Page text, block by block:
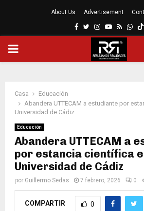
About Us Advertisement
Facebook
Twitter
Instagram
Youtube
Rss
MENÚ
Casa
Educación
Abandera UTTECAM a estudiante por
Universidad de Cádiz
Educación
Abandera UTTECAM a
por estancia científica
Universidad de Cádiz
por Guillermo Sedas 7 febrero, 2026 0
COMPARTIR 0